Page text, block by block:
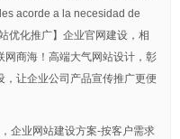
acorde a la necesidad de
优化推广】企业官网建设，相
网商海！高端大气网站设计，彰
让企业公司产品宣传推广更便
企业网站建设方案-按客户需求